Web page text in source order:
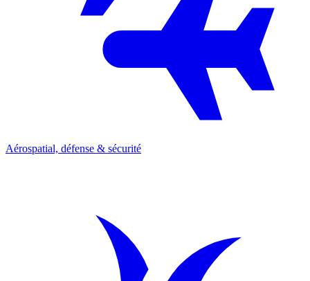
Aérospatial, défense & sécurité